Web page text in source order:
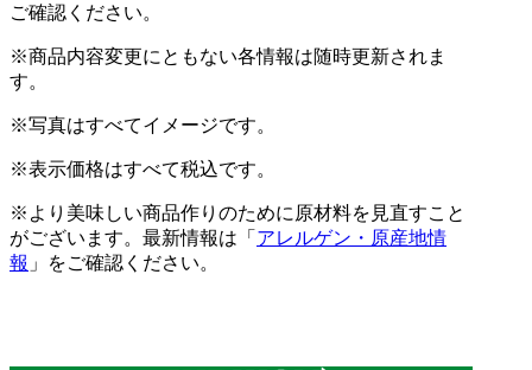
ご確認ください。
※商品内容変更にともない各情報は随時更新されま
す。
※写真はすべてイメージです。
※表示価格はすべて税込です。
※より美味しい商品作りのために原材料を見直すこと
がございます。最新情報は「 アレルゲン・原産地情
報 」をご確認ください。